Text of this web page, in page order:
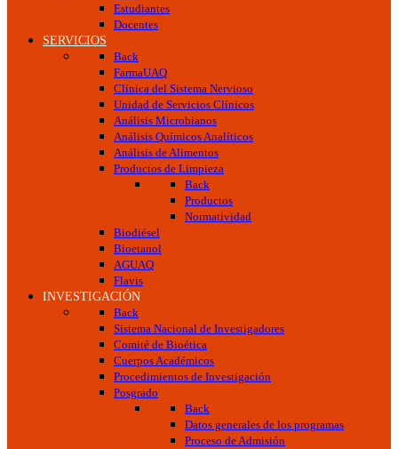
Estudiantes
Docentes
SERVICIOS
Back
FarmaUAQ
Clínica del Sistema Nervioso
Unidad de Servicios Clínicos
Análisis Microbianos
Análisis Químicos Analíticos
Análisis de Alimentos
Productos de Limpieza
Back
Productos
Normatividad
Biodiésel
Bioetanol
AGUAQ
Flavis
INVESTIGACIÓN
Back
Sistema Nacional de Investigadores
Comité de Bioética
Cuerpos Académicos
Procedimientos de Investigación
Posgrado
Back
Datos generales de los programas
Proceso de Admisión